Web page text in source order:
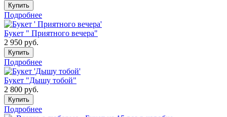
Купить
Подробнее
Букет " Приятного вечера"
2 950 руб.
Купить
Подробнее
Букет "Дышу тобой"
2 800 руб.
Купить
Подробнее